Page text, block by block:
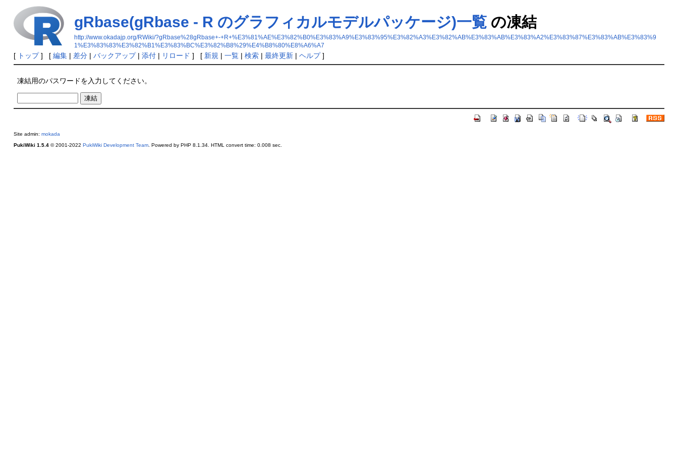
gRbase(gRbase - R のグラフィカルモデルパッケージ)一覧の凍結
http://www.okadajp.org/RWiki/?gRbase%28gRbase+-+R+%E3%81%AE%E3%82%B0%E3%83%A9%E3%83%95%E3%82%A3%E3%82%AB%E3%83%AB%E3%83%A2%E3%83%87%E3%83%AB%E3%83%9
1%E3%83%83%E3%82%B1%E3%83%BC%E3%82%B8%29%E4%B8%80%E8%A6%A7
[ トップ] [ 編集| 差分| バックアップ| 添付| リロード ] [ 新規 | 一覧| 検索| 最終更新| ヘルプ]
凍結用のパスワードを入力してください。
Site admin: mokada
PukiWiki 1.5.4© 2001-2022 PukiWiki Development Team. Powered by PHP 8.1.34. HTML convert time: 0.008 sec.